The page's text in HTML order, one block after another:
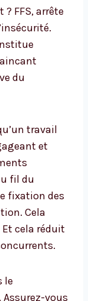
FFS, arrête
du
travail
et
fil du
fixation des
Cela
cela réduit
le
Assurez-vous